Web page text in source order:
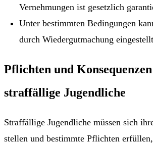
Vernehmungen ist gesetzlich
Unter bestimmten Bedingungen
durch Wiedergutmachung
Pflichten und
straffällige Jugendliche
Straffällige Jugendliche müssen sich
stellen und bestimmte Pflichten